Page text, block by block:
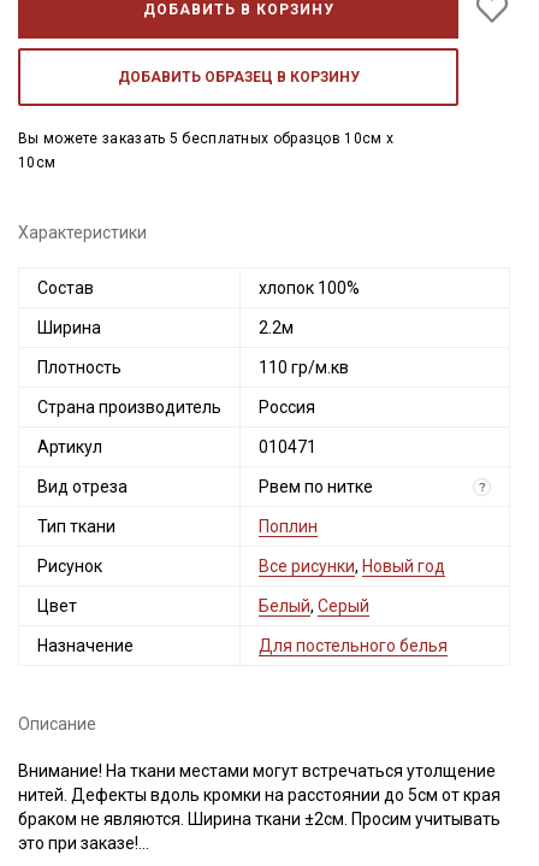
ДОБАВИТЬ В КОРЗИНУ
ДОБАВИТЬ ОБРАЗЕЦ В КОРЗИНУ
Вы можете заказать 5 бесплатных образцов 10см x
10см
Характеристики
Состав хлопок 100%
Ширина 2.2м
Плотность 110 гр/м.кв
Страна производитель Россия
Артикул 010471
Вид отреза Рвем по нитке ?
Тип ткани Поплин
Рисунок Все рисунки, Новый год
Цвет Белый, Серый
Назначение Для постельного белья
Описание
Внимание! На ткани местами могут встречаться утолщение
нитей. Дефекты вдоль кромки на расстоянии до 5см от края
браком не являются. Ширина ткани ±2см. Просим учитывать
это при заказе!